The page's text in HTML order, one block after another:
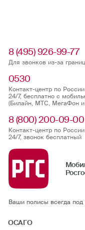
8 (495) 926-99-77
Для звонков из-за
0530
Контакт-центр по России
24/7, бесплатно с
(Билайн, МТС, МегаФон и
8 (800) 200-09-00
Контакт-центр по России
24/7, звонок бесплатный
Ваши полисы всегда под
ОСАГО